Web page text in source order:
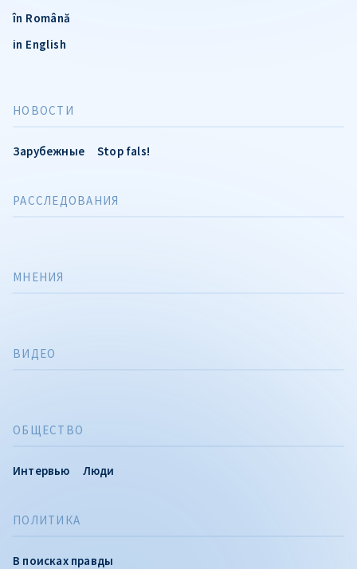
în Română
in English
НОВОСТИ
Зарубежные Stop fals!
ПОЛИТИКА
В поисках правды
РАССЛЕДОВАНИЯ
ОБЩЕСТВО
Интервью Люди
МНЕНИЯ
ВИДЕО